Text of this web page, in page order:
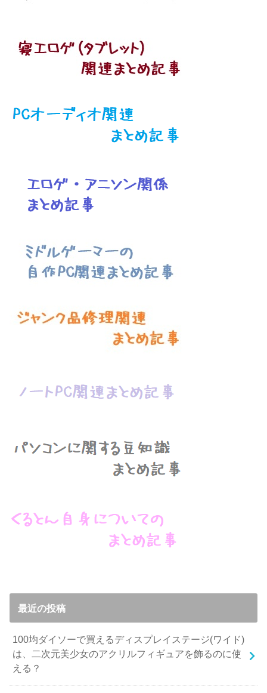
最近の投稿
100均ダイソーで買えるディスプレイステージ(ワイド)
は、二次元美少女のアクリルフィギュアを飾るのに使
える？